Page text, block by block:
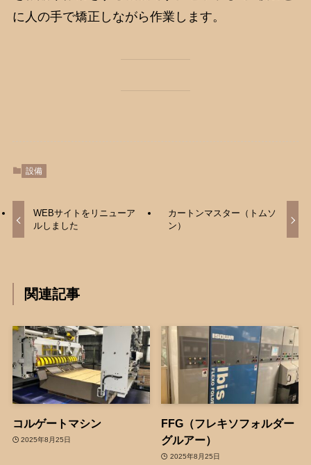
に人の手で矯正しながら作業します。
設備
WEBサイトをリニューア
ルしました
カートンマスター（トムソ
ン）
関連記事
コルゲートマシン
2025年8月25日
FFG（フレキソフォルダー
グルアー）
2025年8月25日